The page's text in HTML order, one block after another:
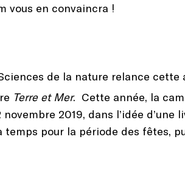
vous en convaincra !
de la nature relance cette
Terre et Mer. Cette année, la
2019, dans l’idée d’une
pour la période des fêtes,